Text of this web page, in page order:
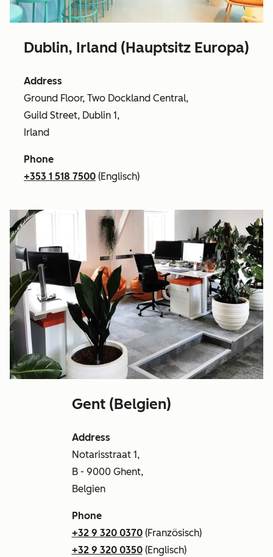
Dublin, Irland (Hauptsitz Europa)
Address
Ground Floor, Two Dockland Central,
Guild Street, Dublin 1,
Irland
Phone
+353 1 518 7500 (Englisch)
Gent (Belgien)
Address
Notarisstraat 1,
B - 9000 Ghent,
Belgien
Phone
+32 9 320 0370(Französisch)
+32 9 320 0350(Englisch)